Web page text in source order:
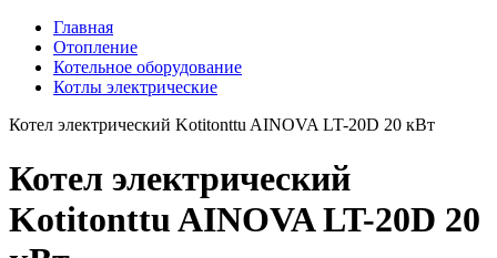
Главная
Отопление
Котельное оборудование
Котлы электрические
Котел электрический Kotitonttu AINOVA LT-20D 20 кВт
Котел электрический
Kotitonttu AINOVA LT-20D 20